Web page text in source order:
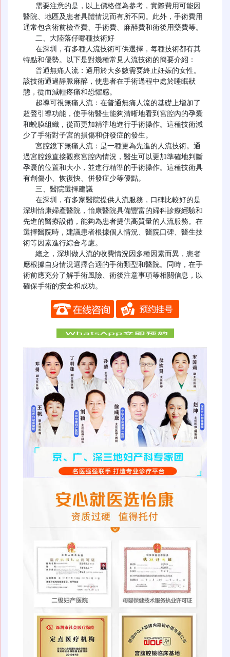
醫院、地區及患者具體情況而有所不同。此外，手術費用
通常包含術前檢查費、手術費、麻醉費和術後用藥費等。
特點和優勢。以下是對幾種常見人流技術的簡要介紹：
該技術通過靜脈麻醉，使患者在手術過程中處於睡眠狀
態，從而減輕疼痛和恐懼感。
超聲引導功能，使手術醫生能夠清晰地看到宮腔內的孕囊
和蛻膜組織，從而更加精準地進行手術操作。這種技術減
少了手術對子宮的損傷和併發症的發生。
過宮腔鏡直接觀察宮腔內情況，醫生可以更加準確地判斷
孕囊的位置和大小，並進行精準的手術操作。這種技術具
有創傷小、恢復快、併發症少等優點。
深圳怡康婦產醫院，怡康醫院具備豐富的婦科診療經驗和
先進的醫療設備，能夠為患者提供高質量的人流服務。在
選擇醫院時，建議患者根據個人情況、醫院口碑、醫生技
術等因素進行綜合考慮。
應根據自身情況選擇合適的手術類型和醫院。同時，在手
術前應充分了解手術風險、術後注意事項等相關信息，以
確保手術的安全和成功。